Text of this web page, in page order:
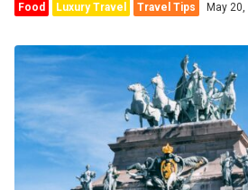
Food Luxury Travel Travel Tips May